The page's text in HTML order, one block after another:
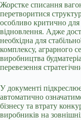
Жорстке списання
перетворитися
особливо критично для
відновлення. Адже
необхідна для
комплексу, аграрного
виробництва
перевезення
У документі
автоматично
бізнесу та втрату
виробників на